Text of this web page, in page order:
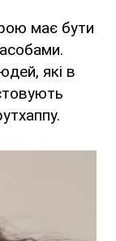
має бути
які в